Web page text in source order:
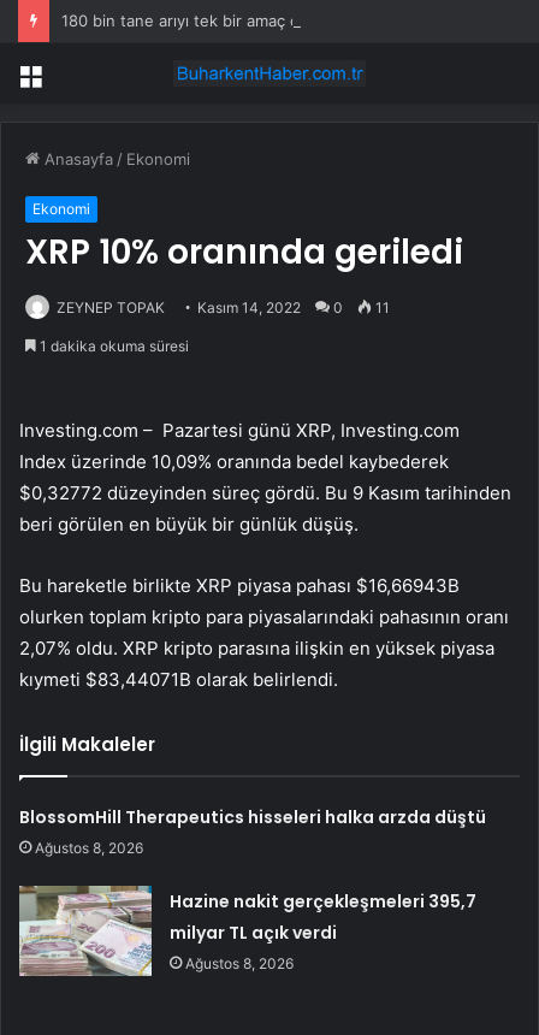
180 bin tane arıyı tek bir amaç doğaya saldılar
Menü
Anasayfa / Ekonomi
Ekonomi
XRP 10% oranında geriledi
ZEYNEP TOPAK Kasım 14, 2022 0 11
1 dakika okuma süresi
Investing.com – Pazartesi günü XRP, Investing.com
Index üzerinde 10,09% oranında bedel kaybederek
$0,32772 düzeyinden süreç gördü. Bu 9 Kasım tarihinden
beri görülen en büyük bir günlük düşüş.
Bu hareketle birlikte XRP piyasa pahası $16,66943B
olurken toplam kripto para piyasalarındaki pahasının oranı
2,07% oldu. XRP kripto parasına ilişkin en yüksek piyasa
kıymeti $83,44071B olarak belirlendi.
İlgili Makaleler
BlossomHill Therapeutics hisseleri halka arzda düştü
Ağustos 8, 2026
Hazine nakit gerçekleşmeleri 395,7
milyar TL açık verdi
Ağustos 8, 2026